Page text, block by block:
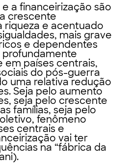
a financeirização são
crescente
e acentuado
mais grave
e dependentes
profundamente
em países centrais,
do pós-guerra
uma relativa redução
Seja pelo aumento
seja pelo crescente
famílias, seja pelo
fenômeno
centrais e
vai ter
na “fábrica da